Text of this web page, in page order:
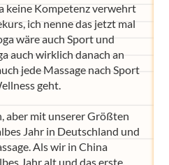
keine Kompetenz verwehrt
ich nenne das jetzt mal
wäre auch Sport und
auch wirklich danach an
jede Massage nach Sport
geht.
aber mit unserer Größten
Jahr in Deutschland und
Als wir in China
Jahr alt und das erste,